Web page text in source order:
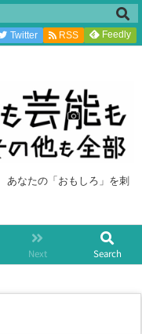
なたの「おもしろ」を刺
Next Search
Twitter RSS Feedly